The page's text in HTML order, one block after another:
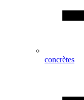
concrètes